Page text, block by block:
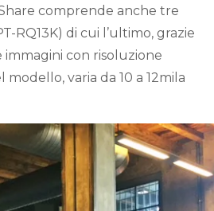
comprende anche tre
RQ13K) di cui l’ultimo, grazie
immagini con risoluzione
varia da 10 a 12mila